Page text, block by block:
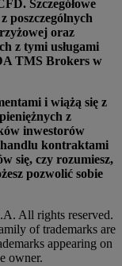
Szczegółowe
poszczególnych
oraz
z tymi usługami
TMS Brokers w
i wiążą się z
z
inwestorów
kontraktami
się, czy rozumiesz,
pozwolić sobie
All rights reserved.
of trademarks are
appearing on
owner.